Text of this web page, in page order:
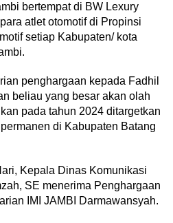
bertempat di BW Lexury
atlet otomotif di Propinsi
setiap Kabupaten/ kota
penghargaan kepada Fadhil
beliau yang besar akan olah
pada tahun 2024 ditargetkan
di Kabupaten Batang
Kepala Dinas Komunikasi
SE menerima Penghargaan
IMI JAMBI Darmawansyah.